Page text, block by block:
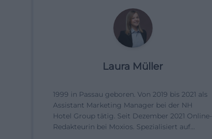
Laura Müller
1999 in Passau geboren. Von 2019 bis 2021 als
Assistant Marketing Manager bei der NH
Hotel Group tätig. Seit Dezember 2021 Online-
Redakteurin bei Moxios. Spezialisiert auf